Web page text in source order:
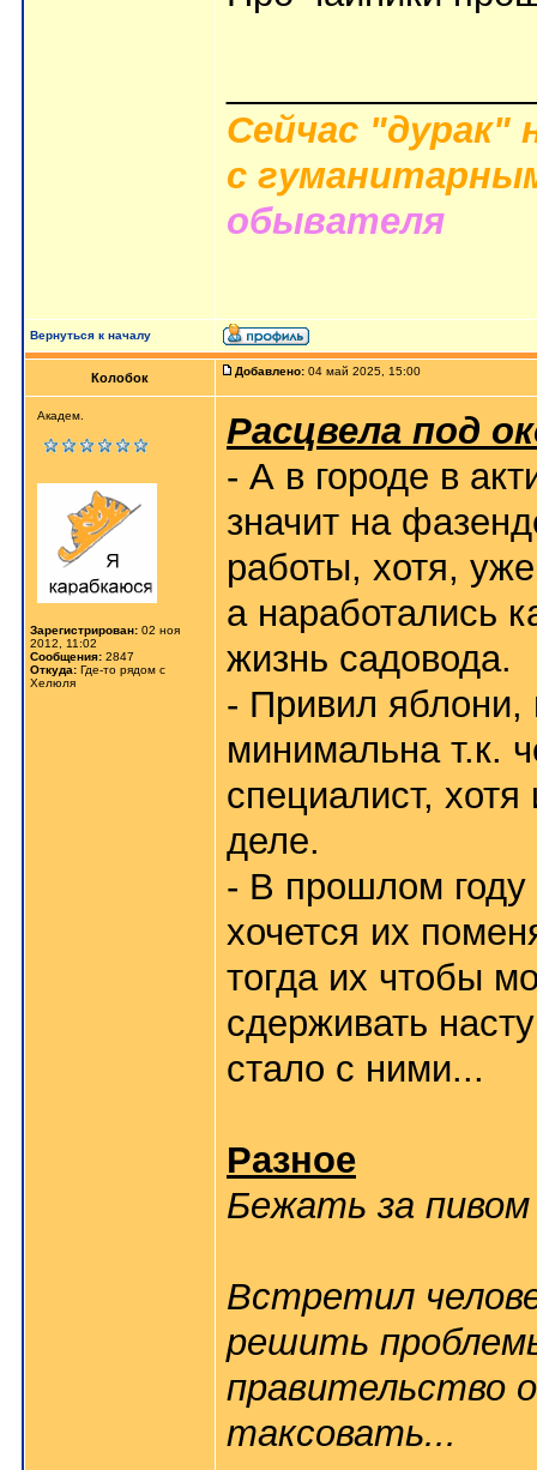
Сейчас "дурак"
с
обывателя
Вернуться к началу
Колобок Добавлено: 04 май 2025, 15:00
Академ.
Зарегистрирован: 02 ноя
2012, 11:02
Сообщения: 2847
Откуда: Где-то рядом с
Хелюля
Расцвела под
- А в городе в
значит на
работы, хотя,
а наработались
жизнь садовода.
- Привил яблони,
минимальна т.к.
специалист,
деле.
- В прошлом году
хочется их
тогда их чтобы
сдерживать
стало с ними...
Разное
Бежать за
Встретил
решить
правительство
таксовать...